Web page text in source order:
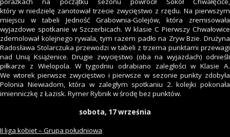
który w niedzielę zanotował trzecie zwycięstwo z rzędu. Na pierwszym
miejscu w tabeli Jedność Grabownia-Golejów, która zremisowała
wyjazdowe spotkanie w Szczerbicach. W klasie C Pierwszy Chwałowice
zdemolował kolejnego rywala, tym razem padło na Zryw Bzie. Drużyna
Radosława Stolarczuka przewodzi w tabeli z trzema punktami przewagi
nad Unią Książenice. Drugie zwycięstwo (oba na wyjazdach) odnieśli
piłkarze z Wielopola. W tygodniu odrabiano zaległości w Klasie A.
We wtorek pierwsze zwycięstwo i pierwsze w sezonie punkty zdobyła
Polonia Niewiadom, która w zaległym spotkaniu 2. kolejki pokonała
imienniczkę z Łazisk. Rymer Rybnik w środę bez punktów.
sobota, 17 września
II liga kobiet – Grupa południowa